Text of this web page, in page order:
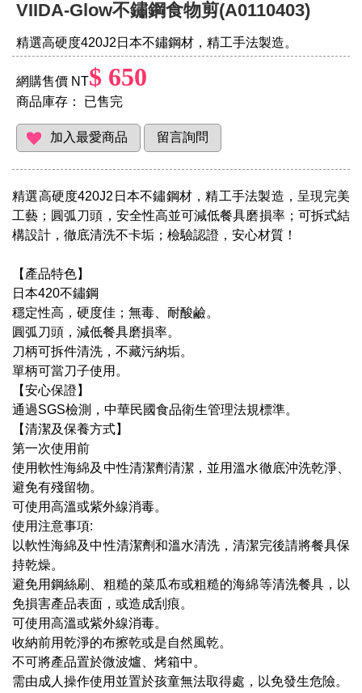
VIIDA-Glow不鏽鋼食物剪(A0110403)
精選高硬度420J2日本不鏽鋼材，精工手法製造。
網購售價 NT$ 650
商品庫存： 已售完
精選高硬度420J2日本不鏽鋼材，精工手法製造，呈現完美
工藝；圓弧刀頭，安全性高並可減低餐具磨損率；可拆式結
構設計，徹底清洗不卡垢；檢驗認證，安心材質！
【產品特色】
日本420不鏽鋼
穩定性高，硬度佳；無毒、耐酸鹼。
圓弧刀頭，減低餐具磨損率。
刀柄可拆件清洗，不藏污納垢。
單柄可當刀子使用。
【安心保證】
通過SGS檢測，中華民國食品衛生管理法規標準。
【清潔及保養方式】
第一次使用前
使用軟性海綿及中性清潔劑清潔，並用溫水徹底沖洗乾淨、
避免有殘留物。
可使用高溫或紫外線消毒。
使用注意事項:
以軟性海綿及中性清潔劑和溫水清洗，清潔完後請將餐具保
持乾燥。
避免用鋼絲刷、粗糙的菜瓜布或粗糙的海綿等清洗餐具，以
免損害產品表面，或造成刮痕。
可使用高溫或紫外線消毒。
收納前用乾淨的布擦乾或是自然風乾。
不可將產品置於微波爐、烤箱中。
需由成人操作使用並置於孩童無法取得處，以免發生危險。